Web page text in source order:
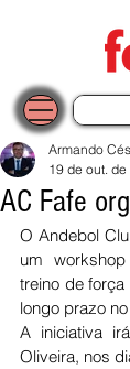
AC Fafe
Armando
19 de out. de
O Andebol
um
treino de
longo prazo
A iniciativa
Oliveira, nos